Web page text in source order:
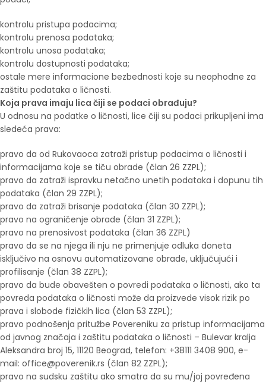
kontrolu pristupa podacima;
kontrolu prenosa podataka;
kontrolu unosa podataka;
kontrolu dostupnosti podataka;
ostale mere informacione bezbednosti koje su neophodne za
zaštitu podataka o ličnosti.
Koja prava imaju lica čiji se podaci obrađuju?
U odnosu na podatke o ličnosti, lice čiji su podaci prikupljeni ima
sledeća prava:
pravo da od Rukovaoca zatraži pristup podacima o ličnosti i
informacijama koje se tiču obrade (član 26 ZZPL);
pravo da zatraži ispravku netačno unetih podataka i dopunu tih
podataka (član 29 ZZPL);
pravo da zatraži brisanje podataka (član 30 ZZPL);
pravo na ograničenje obrade (član 31 ZZPL);
pravo na prenosivost podataka (član 36 ZZPL)
pravo da se na njega ili nju ne primenjuje odluka doneta
isključivo na osnovu automatizovane obrade, uključujući i
profilisanje (član 38 ZZPL);
pravo da bude obavešten o povredi podataka o ličnosti, ako ta
povreda podataka o ličnosti može da proizvede visok rizik po
prava i slobode fizičkih lica (član 53 ZZPL);
pravo podnošenja pritužbe Povereniku za pristup informacijama
od javnog značaja i zaštitu podataka o ličnosti – Bulevar kralja
Aleksandra broj 15, 11120 Beograd, telefon: +38111 3408 900, e-
mail: office@poverenik.rs (član 82 ZZPL);
pravo na sudsku zaštitu ako smatra da su mu/joj povređena